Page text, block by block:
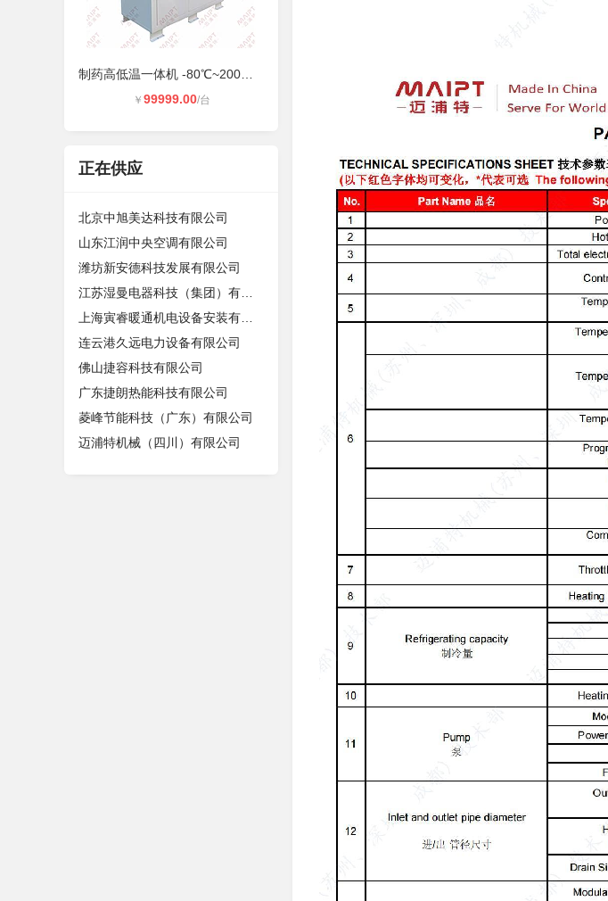
￥ 99999.00/台
正在供应
北京中旭美达科技有限公司
山东江润中央空调有限公司
潍坊新安德科技发展有限公司
连云港久远电力设备有限公司
佛山捷容科技有限公司
广东捷朗热能科技有限公司
菱峰节能科技（广东）有限公司
迈浦特机械（四川）有限公司